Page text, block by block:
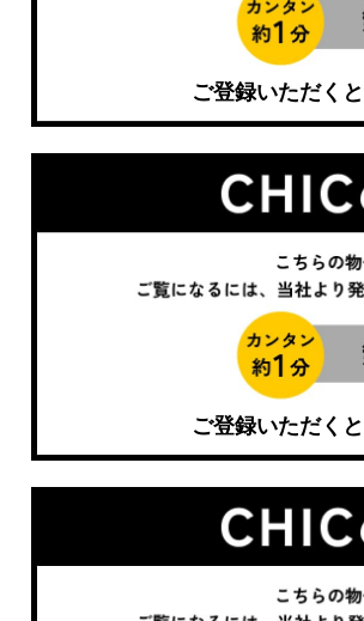
ご登録いただくと
ご登録いただくと